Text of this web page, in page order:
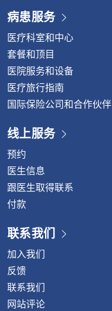
病患服务
医疗科室和中心
套餐和顶目
医院服务和设备
医疗旅行指南
国际保险公司和合作伙伴
线上服务
预约
医生信息
跟医生取得联系
付款
联系我们
加入我们
反馈
联系我们
网站评论